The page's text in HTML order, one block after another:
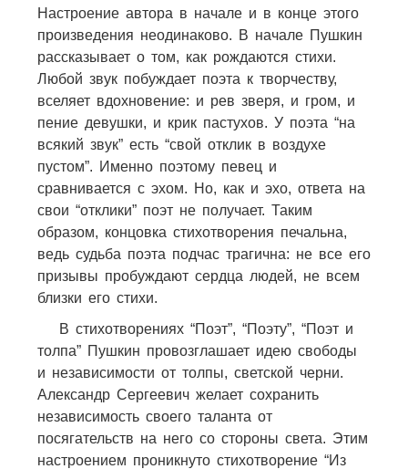
Настроение автора в начале и в конце этого
произведения неодинаково. В начале Пушкин
рассказывает о том, как рождаются стихи.
Любой звук побуждает поэта к творчеству,
вселяет вдохновение: и рев зверя, и гром, и
пение девушки, и крик пастухов. У поэта “на
всякий звук” есть “свой отклик в воздухе
пустом”. Именно поэтому певец и
сравнивается с эхом. Но, как и эхо, ответа на
свои “отклики” поэт не получает. Таким
образом, концовка стихотворения печальна,
ведь судьба поэта подчас трагична: не все его
призывы пробуждают сердца людей, не всем
близки его стихи.
В стихотворениях “Поэт”, “Поэту”, “Поэт и
толпа” Пушкин провозглашает идею свободы
и независимости от толпы, светской черни.
Александр Сергеевич желает сохранить
независимость своего таланта от
посягательств на него со стороны света. Этим
настроением проникнуто стихотворение “Из